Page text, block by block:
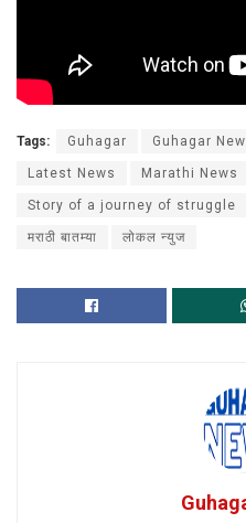
Tags: Guhagar Guhagar
Latest News Marathi News
Story of a journey of struggle
मराठी बातम्या लोकल न्युज